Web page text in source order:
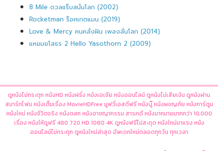
8 Mile ดวลแร็บสนั่นโลก (2002)
Rocketman ร็อคเกตแมน (2019)
Love & Mercy คนคลั่งฝัน เพลงลั่นโลก (2014)
แหยมยโสธร 2 Hello Yasothorn 2 (2009)
ดูหนังไม่กระตุก หนังHD หนังฝรั่ง หนังเอเชีย หนังออนไลน์ ดูหนังไม่เสียเงิน ดูหนังผ่าน
สมาร์ทโฟน หนังเต็มเรื่อง MovieHDFree มูฟวี่เอสดีฟรี หนังบู๊ หนังผจญภัย หนังการ์ตูน
หนังใหม่ หนังชีวิตจริง หนังตลก หนังอาชญากรรม สารคดี หนังมากมายมากกว่า 10,000
เรื่อง หนังให้ดูฟรี 480 720 HD 1080 4K ดูหนังฟรีไม่สะดุด หนังใหม่มาแรง หนัง
ออนไลน์ไม่กระตุก ดูหนังใหม่ล่าสุด อัพเดทใหม่ตลอดทุกวัน ทุกเวลา